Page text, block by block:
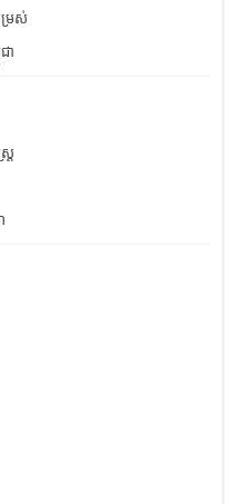
រស់
ា
ត